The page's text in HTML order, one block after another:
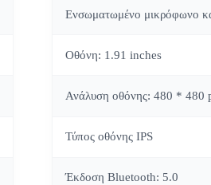
Ενσωματωμένο μικρόφωνο
Οθόνη: 1.91 inches
Ανάλυση οθόνης: 480 * 480
Τύπος οθόνης IPS
Έκδοση Bluetooth: 5.0